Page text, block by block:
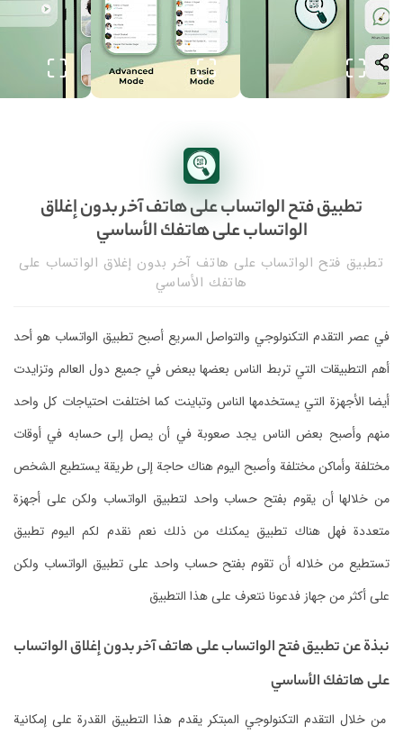
تطبيق فتح الواتساب على هاتف آخر بدون إغلاق
الواتساب على هاتفك الأساسي
تطبيق فتح الواتساب على هاتف آخر بدون إغلاق الواتساب على
هاتفك الأساسي
في عصر التقدم التكنولوجي والتواصل السريع أصبح تطبيق الواتساب هو أحد
أهم التطبيقات التي تربط الناس بعضها ببعض في جميع دول العالم وتزايدت
أيضا الأجهزة التي يستخدمها الناس وتباينت كما اختلفت احتياجات كل واحد
منهم وأصبح بعض الناس يجد صعوبة في أن يصل إلى حسابه في أوقات
مختلفة وأماكن مختلفة وأصبح اليوم هناك حاجة إلى طريقة يستطيع الشخص
من خلالها أن يقوم بفتح حساب واحد لتطبيق الواتساب ولكن على أجهزة
متعددة فهل هناك تطبيق يمكنك من ذلك نعم نقدم لكم اليوم تطبيق
تستطيع من خلاله أن تقوم بفتح حساب واحد على تطبيق الواتساب ولكن
على أكثر من جهاز فدعونا نتعرف على هذا التطبيق
نبذة عن تطبيق فتح الواتساب على هاتف آخر بدون إغلاق الواتساب
على هاتفك الأساسي
من خلال التقدم التكنولوجي المبتكر يقدم هذا التطبيق القدرة على إمكانية